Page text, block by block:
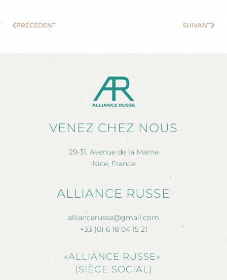
PRÉCÉDENT SUIVANT
VENEZ CHEZ NOUS
29-31, Avenue de la Marne
Nice, France
ALLIANCE RUSSE
alliancerusse@gmail.com
+33 (0) 6 18 04 15 21
«ALLIANCE RUSSE»
(SIÈGE SOCIAL)